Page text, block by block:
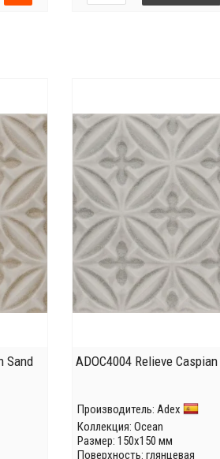
Sand ADOC4004 Relieve
Производитель: Adex
Коллекция: Ocean
Размер: 150x150 мм
Поверхность: глянцевая